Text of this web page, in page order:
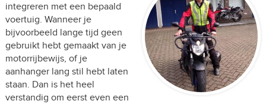
integreren met een bepaald
voertuig. Wanneer je
bijvoorbeeld lange tijd geen
gebruikt hebt gemaakt van je
motorrijbewijs, of je
aanhanger lang stil hebt laten
staan. Dan is het heel
verstandig om eerst even een